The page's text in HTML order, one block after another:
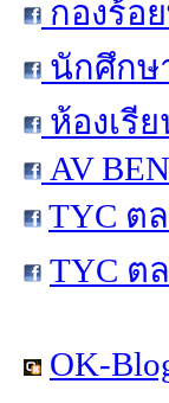
กองร้อ
นักศึกษ
ห้องเรี
AV
TYC ต
TYC ต
OK-